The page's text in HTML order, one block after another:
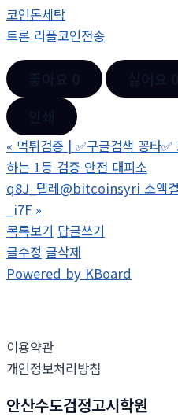
코인돈세탁
트론 리플코인전송
« 먹튀검증 | ✅구글검색 꽁타
하는 1등 검증 안전 대피소
q8J_텔레@bitcoinsyri 소액결
_i7F »
목록보기 답글쓰기
글수정 글삭제
Powered by KBoard
이용약관
개인정보처리방침
안산수도검정고시학원